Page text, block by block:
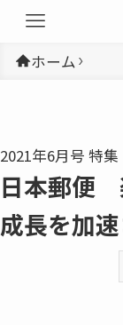
ホーム
2021年6月号 特集
日本郵便
成長を加